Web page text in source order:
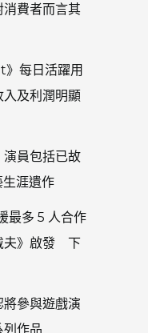
費者而言其
每日活躍用
及利潤明顯
員包括已故
涯遺作
最多 5 人合作
夫》啟發 下
將參與遊戲演
作品